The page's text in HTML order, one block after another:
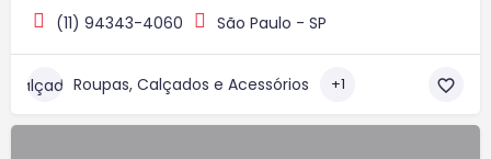
(11) 94343-4060 São Paulo - SP
Roupas, Calçados e Acessórios +1